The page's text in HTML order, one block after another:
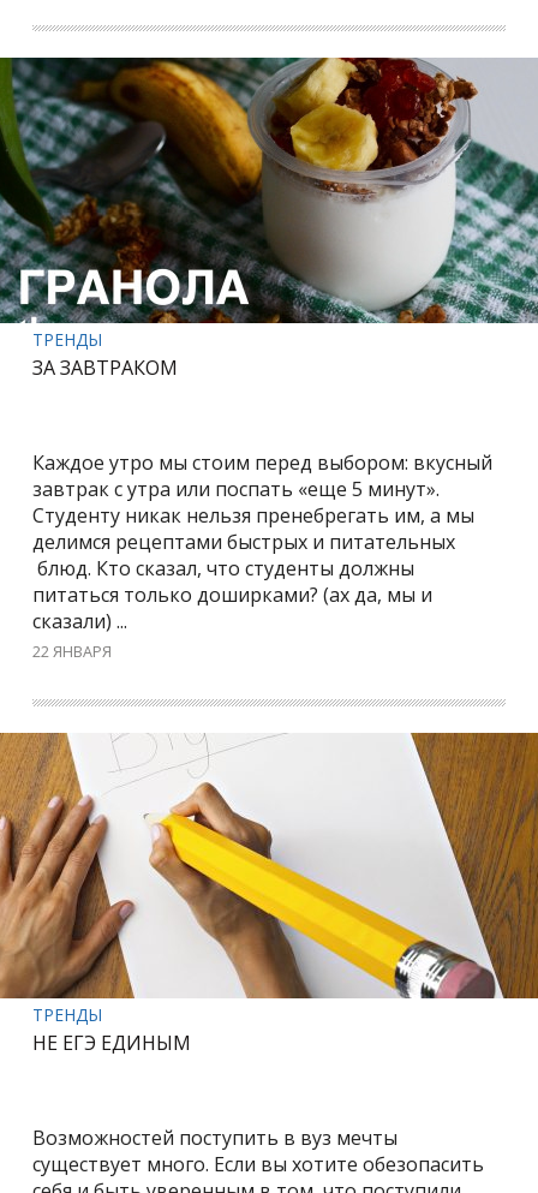
ТРЕНДЫ
ЗА ЗАВТРАКОМ
Каждое утро мы стоим перед выбором: вкусный
завтрак с утра или поспать «еще 5 минут».
Студенту никак нельзя пренебрегать им, а мы
делимся рецептами быстрых и питательных
блюд. Кто сказал, что студенты должны
питаться только доширками? (ах да, мы и
сказали) ...
22 ЯНВАРЯ
ТРЕНДЫ
НЕ ЕГЭ ЕДИНЫМ
Возможностей поступить в вуз мечты
существует много. Если вы хотите обезопасить